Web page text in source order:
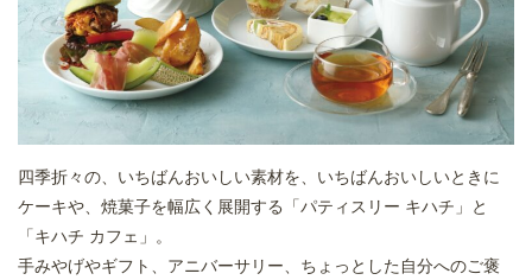
四季折々の、いちばんおいしい素材を、いちばんおいしいときに
ケーキや、焼菓子を幅広く展開する「パティスリー キハチ」と
「キハチ カフェ」。
手みやげやギフト、アニバーサリー、ちょっとした自分へのご褒